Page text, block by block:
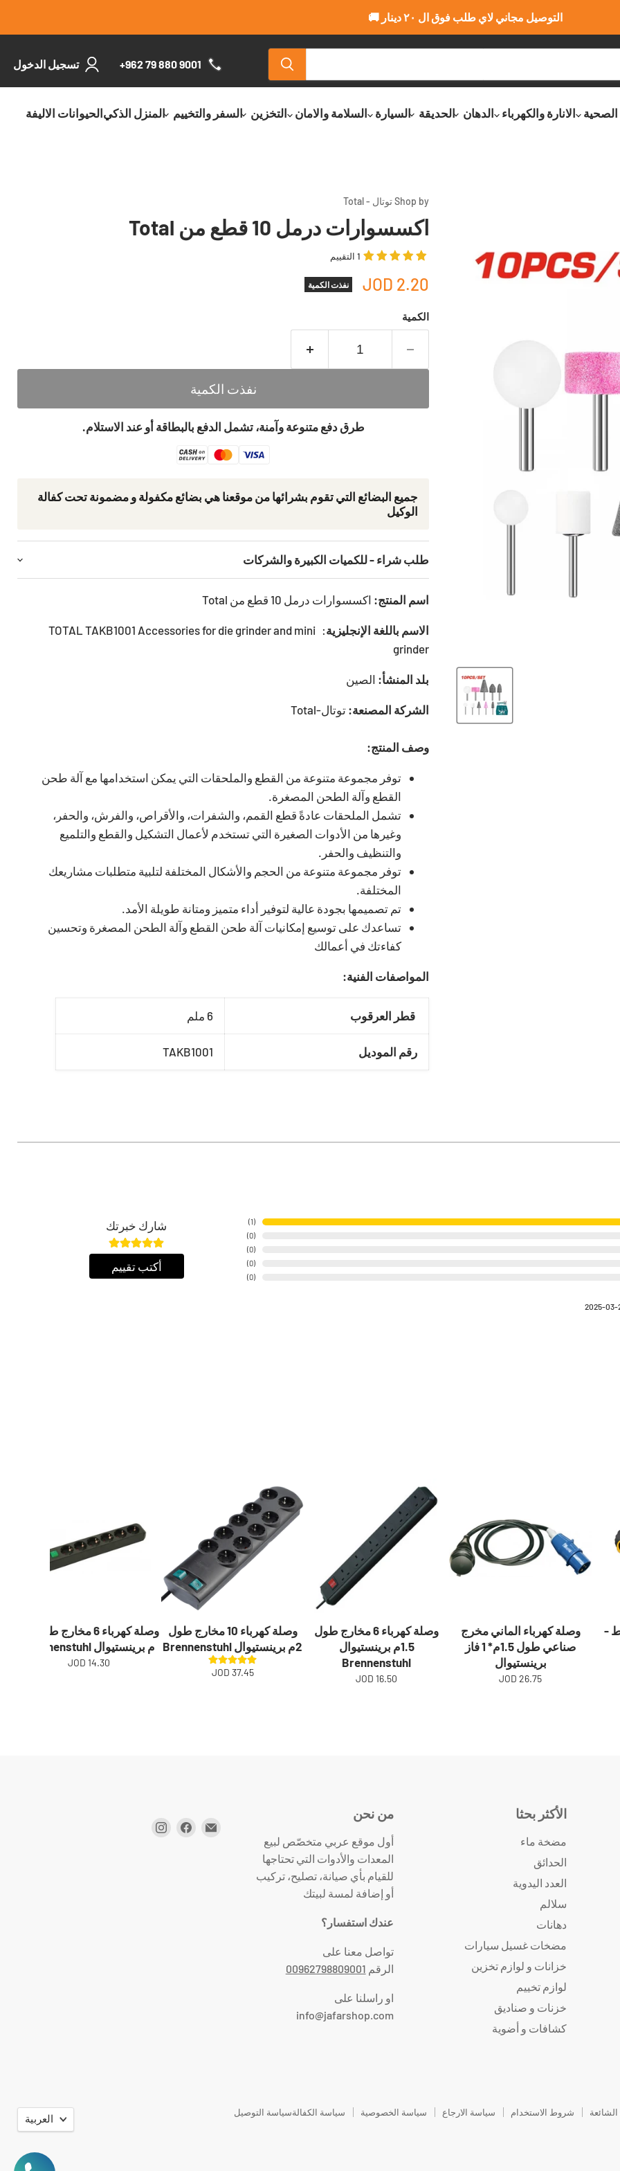
التوصيل مجاني لاي طلب فوق ال ٢٠ دينار 🚚
+962 79 880 9001 تسجيل الدخول
الصحية الانارة والكهرباء الدهان الحديقة السيارة السلامة والامان التخزين السفر والتخييم المنزل الذكيالحيوانات الاليفة
Shop by توتال - Total
اكسسوارات درمل 10 قطع من Total
1 التقييم
2.20 JOD نفذت الكمية
الكمية
نفذت الكمية
طرق دفع متنوعة وآمنة، تشمل الدفع بالبطاقة أو عند الاستلام.
جمیع البضائع التي تقوم بشرائھا من موقعنا ھي بضائع مكفولة و مضمونة تحت كفالة
الوكيل
طلب شراء - للكميات الكبيرة والشركات
اسم المنتج: اكسسوارات درمل 10 قطع من Total
الاسم باللغة الإنجليزية
: TOTAL TAKB1001 Accessories for die grinder and mini
grinder
بلد المنشأ: الصين
الشركة المصنعة: توتال-Total
وصف المنتج:
توفر مجموعة متنوعة من القطع والملحقات التي يمكن استخدامها مع آلة طحن
القطع وآلة الطحن المصغرة.
تشمل الملحقات عادةً قطع القمم، والشفرات، والأقراص، والفرش، والحفر،
وغيرها من الأدوات الصغيرة التي تستخدم لأعمال التشكيل والقطع والتلميع
والتنظيف والحفر.
توفر مجموعة متنوعة من الحجم والأشكال المختلفة لتلبية متطلبات مشاريعك
المختلفة.
تم تصميمها بجودة عالية لتوفير أداء متميز ومتانة طويلة الأمد.
تساعدك على توسيع إمكانيات آلة طحن القطع وآلة الطحن المصغرة وتحسين
كفاءتك في أعمالك
المواصفات الفنية:
قطر العرقوب 6 ملم
رقم الموديل TAKB1001
(
1
)
(
0
)
(
0
)
(
0
)
(
0
)
شارك خبرتك
أكتب تقييم
2025-03-
1320 واط -
وصلة كهرباء الماني مخرج
صناعي طول 1.5م* 1 فاز
برينستيوال
26.75 JOD
وصلة كهرباء 6 مخارج طول
1.5م برينستيوال
Brennenstuhl
16.50 JOD
وصلة كهرباء 10 مخارج طول
2م برينستيوال Brennenstuhl
37.45 JOD
م برينستيوال Brennenstuhl
14.30 JOD
الأكثر بحثا
مضخة ماء
الحدائق
العدد اليدوية
سلالم
دهانات
مضخات غسيل سيارات
خزانات و لوازم تخزين
لوازم تخييم
خزنات و صناديق
كشافات و أضوية
من نحن
أول موقع عربي متخصّص لبيع
المعدات والأدوات التي تحتاجها
للقيام بأي صيانة، تصليح، تركيب
أو إضافة لمسة لبيتك
عندك استفسار؟
تواصل معنا على
الرقم 00962798809001
او راسلنا على
info@jafarshop.com
الشائعة شروط الاستخدام سياسة الارجاع سياسة الخصوصية سياسة الكفالةسياسة التوصيل اللغةالعربية